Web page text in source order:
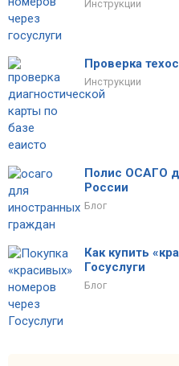
Инструкции
Проверка
Инструкции
Полис ОСАГО
России
Блог
Как купить
Госуслуги
Блог